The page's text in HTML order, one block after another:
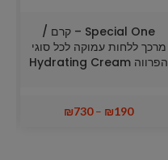
Special One – קרם /
מרכך ללחות עמוקה לכל סוגי
הפרווה Hydrating Cream
₪190
–
₪730